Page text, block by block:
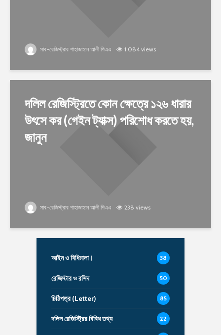
সাব-রেজিস্ট্রার শাহাজাহান আলী পিএএ 1,084 views
দলিল রেজিস্ট্রিতে কোন ক্ষেত্রে ১২৬ ধারার
উৎসে কর (গেইন ট্যাক্স) পরিশোধ করতে হয়,
জানুন
সাব-রেজিস্ট্রার শাহাজাহান আলী পিএএ 238 views
আইন ও বিধিমালা। 38
রেজিস্টার ও রসিদ 50
চিঠিপত্র (Letter) 85
দলিল রেজিস্ট্রির বিবিধ তথ্য 22